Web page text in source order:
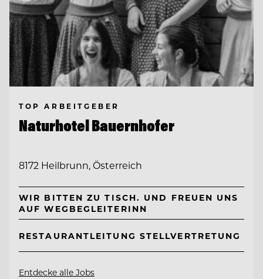
TOP ARBEITGEBER
Naturhotel Bauernhofer
8172 Heilbrunn, Österreich
WIR BITTEN ZU TISCH. UND FREUEN UNS
AUF WEGBEGLEITERINN
RESTAURANTLEITUNG STELLVERTRETUNG
Entdecke alle Jobs